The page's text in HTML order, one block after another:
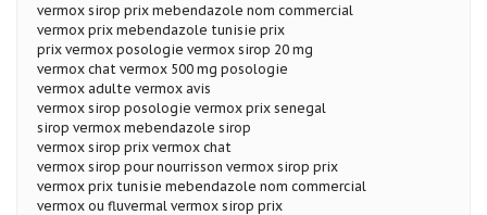
vermox sirop prix mebendazole nom commercial
vermox prix mebendazole tunisie prix
prix vermox posologie vermox sirop 20 mg
vermox chat vermox 500 mg posologie
vermox adulte vermox avis
vermox sirop posologie vermox prix senegal
sirop vermox mebendazole sirop
vermox sirop prix vermox chat
vermox sirop pour nourrisson vermox sirop prix
vermox prix tunisie mebendazole nom commercial
vermox ou fluvermal vermox sirop prix